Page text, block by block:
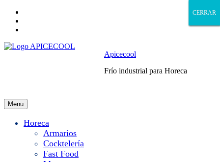
content
footer
Apicecool
Frío industrial para Horeca
Menu
Horeca
Armarios
Cocktelería
Fast Food
CERRAR
CERRAR
CERRAR
CERRAR